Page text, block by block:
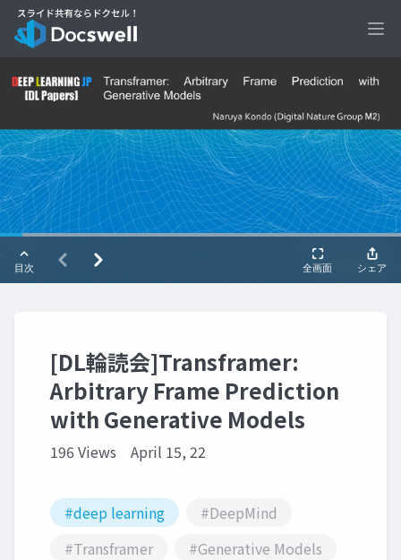
[DL輪読会]Transframer:
Arbitrary Frame Prediction
with Generative Models
196 Views April 15, 22
#deep learning
#DeepMind
#Transframer
#Generative Models